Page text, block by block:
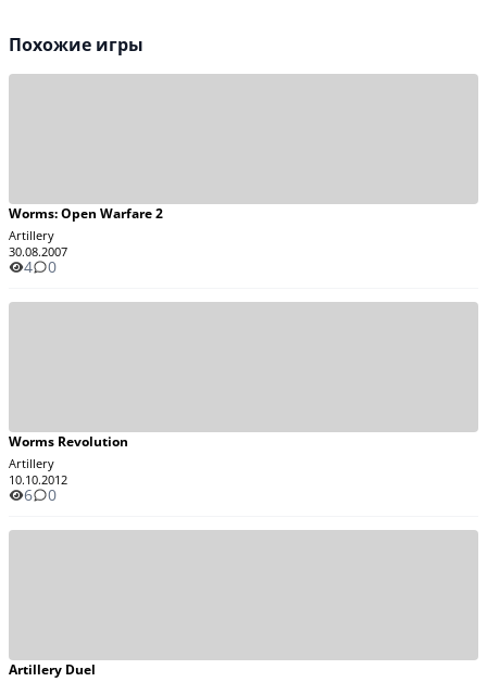
Похожие игры
Worms: Open Warfare 2
Artillery
30.08.2007
4 0
Worms Revolution
Artillery
10.10.2012
6 0
Artillery Duel